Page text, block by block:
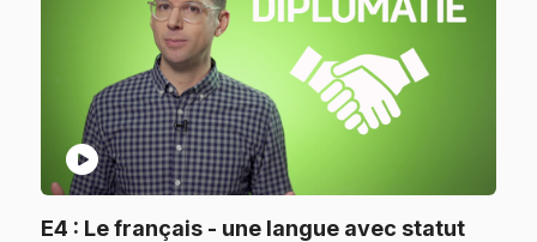
play_circle
E4 : Le français - une langue avec statut.